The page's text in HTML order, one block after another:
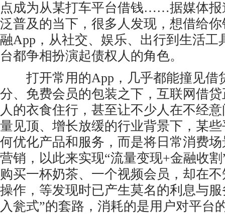
点成为从某打车平台借钱……据媒体报
泛普及的当下，很多人发现，想借给
融App，从社交、娱乐、出行到生活工
台都争相扮演起债权人的角色。
打开常用的App，几乎都能撞见借
分、免费会员的包装之下，互联网借
人的衣食住行，甚至让不少人在不经
量见顶、增长放缓的行业背景下，某
何优化产品和服务，而是将日常消费
营销，以此来实现“流量变现+金融收
购买一杯奶茶、一个视频会员，却在
操作，等发现时已产生莫名的利息与
入瓮式”的套路，消耗的是用户对平台